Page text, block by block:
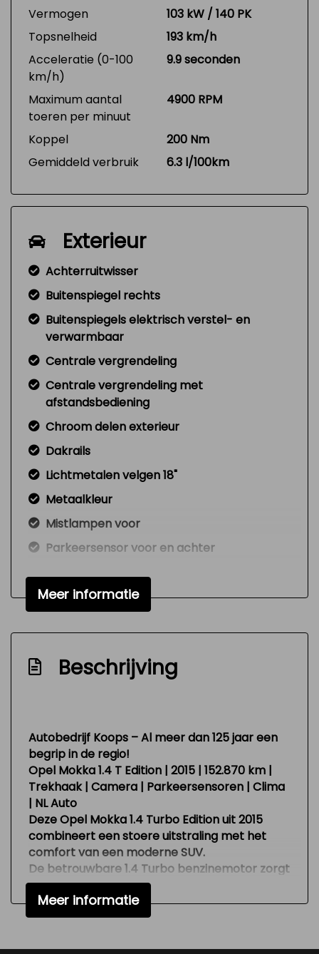
Vermogen
103 kW / 140 PK
Topsnelheid
193 km/h
Acceleratie (0-100
km/h)
9.9 seconden
Maximum aantal
toeren per minuut
4900 RPM
Koppel
200 Nm
Gemiddeld verbruik
6.3 l/100km
Exterieur
Achterruitwisser
Buitenspiegel rechts
Buitenspiegels elektrisch verstel- en
verwarmbaar
Centrale vergrendeling
Centrale vergrendeling met
afstandsbediening
Chroom delen exterieur
Dakrails
Lichtmetalen velgen 18"
Metaalkleur
Mistlampen voor
Parkeersensor voor en achter
Warmtewerende voorruit
Interieur
Achterbank in delen neerklapbaar
Electronic climate control
Elektrische ramen achter
Elektrische ramen voor
Elektrische ramen voor en achter
Stuur leder
Stuurbekrachtiging
Stuurbekrachtiging snelheidsafhankelijk
Overige
Meer informatie
Beschrijving
Autobedrijf Koops – Al meer dan 125 jaar een
begrip in de regio!
Opel Mokka 1.4 T Edition | 2015 | 152.870 km |
Trekhaak | Camera | Parkeersensoren | Clima
| NL Auto
DezeOpel Mokka 1.4 Turbo Editionuit2015
combineert een stoere uitstraling met het
comfort van een moderne SUV.
De betrouwbare1.4 Turbo benzinemotor zorgt
voor soepel rijgedrag en voldoende vermogen,
terwijl het interieur is uitgerust met alle
gemakken die je dagelijks gebruikt.
Meer informatie